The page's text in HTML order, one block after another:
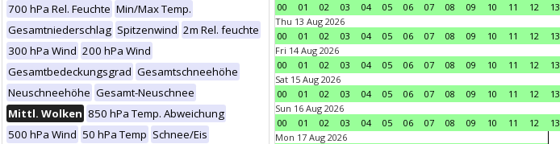
700 hPa Rel. Feuchte Min/Max Temp.
Gesamtniederschlag Spitzenwind 2m Rel. feuchte
300 hPa Wind 200 hPa Wind
Gesamtbedeckungsgrad Gesamtschneehöhe
Neuschneehöhe Gesamt-Neuschnee
Mittl. Wolken 850 hPa Temp. Abweichung
500 hPa Wind 50 hPa Temp Schnee/Eis
00
01 02 03 04 05 06 07 08 09 10 11 12 13
Thu 13 Aug 2026
00
01 02 03 04 05 06 07 08 09 10 11 12 13
Fri 14 Aug 2026
00
01 02 03 04 05 06 07 08 09 10 11 12 13
Sat 15 Aug 2026
00
01 02 03 04 05 06 07 08 09 10 11 12 13
Sun 16 Aug 2026
00
01 02 03 04 05 06 07 08 09 10 11 12 13
Mon 17 Aug 2026